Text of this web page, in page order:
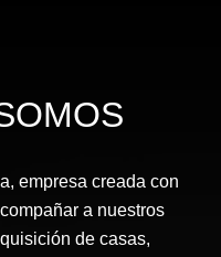
empresa creada con
a nuestros
de casas,